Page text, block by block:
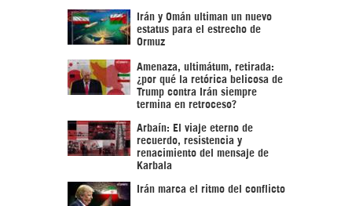
Irán y Omán ultiman un nuevo
estatus para el estrecho de
Ormuz
Amenaza, ultimátum, retirada:
¿por qué la retórica belicosa de
Trump contra Irán siempre
termina en retroceso?
Arbaín: El viaje eterno de
recuerdo, resistencia y
renacimiento del mensaje de
Karbala
Irán marca el ritmo del conflicto